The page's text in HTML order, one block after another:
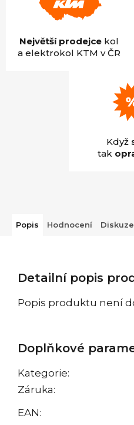
Největší prodejcekol
a elektrokol KTM v ČR
Když
tak
Popis Hodnocení Diskuze
Detailní popis
Popis produktu není
Doplňkové
Kategorie:
Záruka:
EAN: